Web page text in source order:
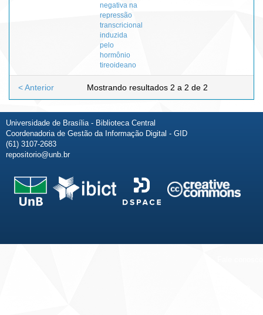
negativa na
repressão
transcricional
induzida
pelo
hormônio
tireoideano
Mostrando resultados 2 a 2 de 2
< Anterior
Universidade de Brasília - Biblioteca Central
Coordenadoria de Gestão da Informação Digital - GID
(61) 3107-2683
repositorio@unb.br